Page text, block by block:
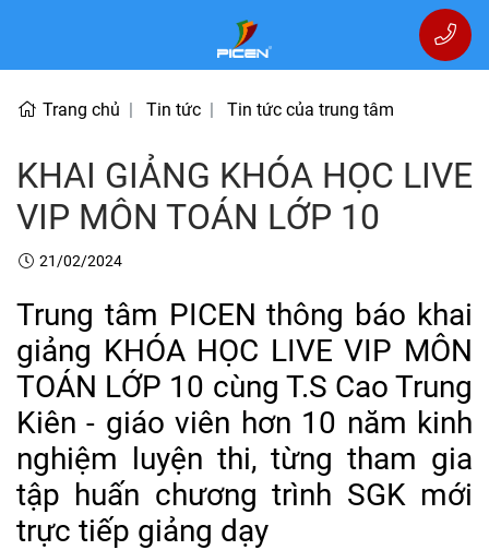
Trang chủ Tin tức Tin tức của trung tâm
KHAI GIẢNG KHÓA HỌC LIVE
VIP MÔN TOÁN LỚP 10
21/02/2024
Trung tâm PICEN thông báo khai
giảng KHÓA HỌC LIVE VIP MÔN
TOÁN LỚP 10 cùng T.S Cao Trung
Kiên - giáo viên hơn 10 năm kinh
nghiệm luyện thi, từng tham gia
tập huấn chương trình SGK mới
trực tiếp giảng dạy